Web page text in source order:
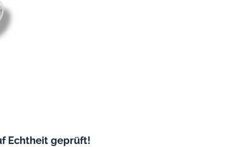
Echtheit geprüft!